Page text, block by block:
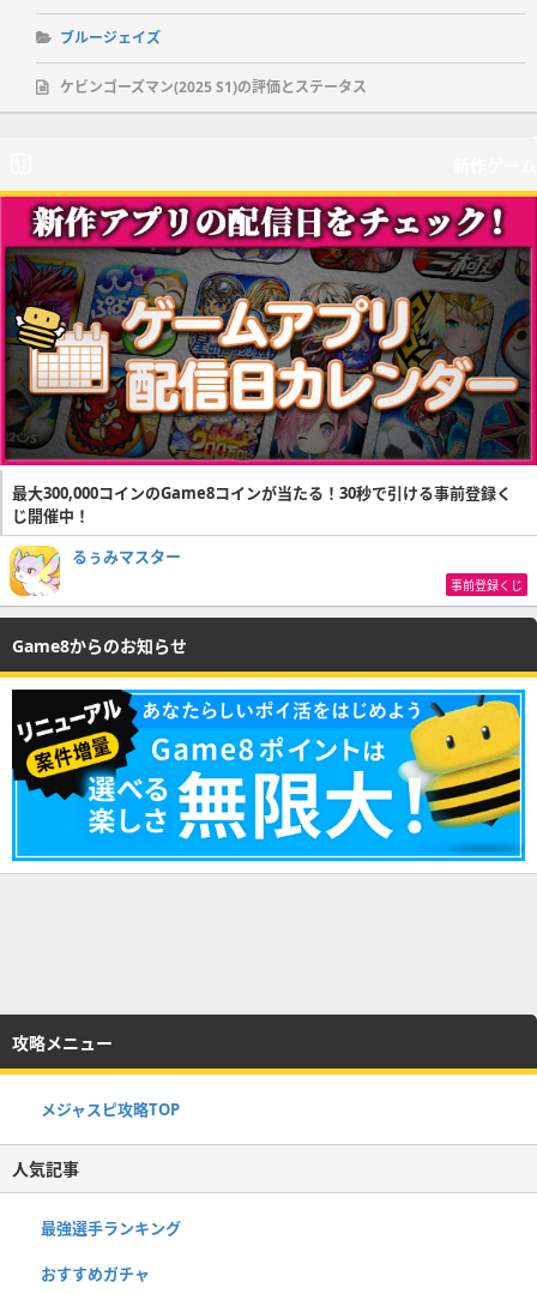
ブルージェイズ
ケビンゴーズマン(2025 S1)の評価とステータス
最大300,000コインのGame8コインが当たる！30秒で引ける事前登録く
じ開催中！
るぅみマスター
事前登録くじ
Game8からのお知らせ
攻略メニュー
メジャスピ攻略TOP
人気記事
最強選手ランキング
おすすめガチャ